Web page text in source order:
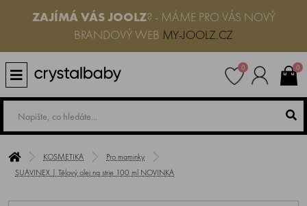
ZAJÍMÁ VÁS JOOLZ? - MÁME PRO VÁS NOVÝ
BRANDOVÝ WEB MY-JOOLZ.CZ
0 0
KOSMETIKA
Pro maminky
SUAVINEX | Tělový olej na strie 100 ml NOVINKA